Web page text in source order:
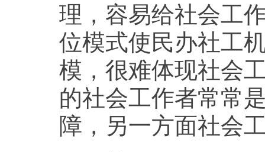
理，容易给社会工
位模式使民办社工
模，很难体现社会
的社会工作者常常
障，另一方面社会